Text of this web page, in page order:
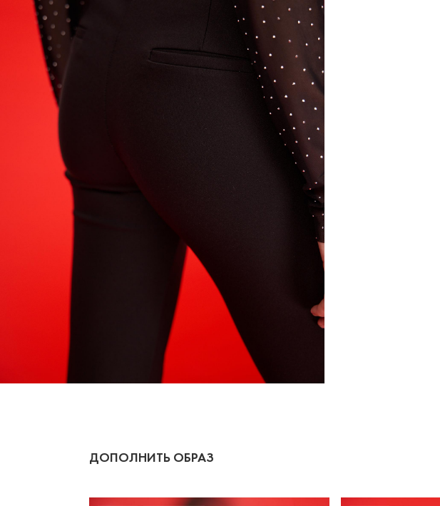
1000 БОНУСОВ ЗА МИНУТУ
Зарегистрируйтесь в нашей программе лояльности
и получите 1000 бонусных баллов на первый заказ.
РЕГИСТРАЦИЯ
ДОПОЛНИТЬ ОБРАЗ